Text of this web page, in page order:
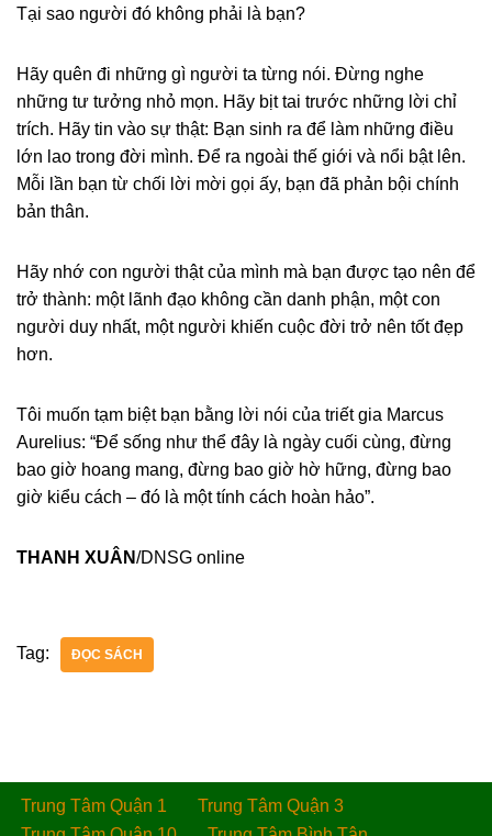
Tại sao người đó không phải là bạn?
Hãy quên đi những gì người ta từng nói. Đừng nghe
những tư tưởng nhỏ mọn. Hãy bịt tai trước những lời chỉ
trích. Hãy tin vào sự thật: Bạn sinh ra để làm những điều
lớn lao trong đời mình. Để ra ngoài thế giới và nổi bật lên.
Mỗi lần bạn từ chối lời mời gọi ấy, bạn đã phản bội chính
bản thân.
Hãy nhớ con người thật của mình mà bạn được tạo nên để
trở thành: một lãnh đạo không cần danh phận, một con
người duy nhất, một người khiến cuộc đời trở nên tốt đẹp
hơn.
Tôi muốn tạm biệt bạn bằng lời nói của triết gia Marcus
Aurelius: “Để sống như thể đây là ngày cuối cùng, đừng
bao giờ hoang mang, đừng bao giờ hờ hững, đừng bao
giờ kiểu cách – đó là một tính cách hoàn hảo”.
THANH XUÂN/DNSG online
Tag: ĐỌC SÁCH
Trung Tâm Quận 1
Trung Tâm Quận 3